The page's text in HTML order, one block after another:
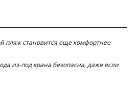
пляж становится еще комфортнее
из-под крана безопасна, даже если